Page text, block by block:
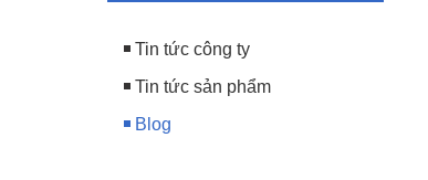
Tin tức công ty
Tin tức sản phẩm
Blog